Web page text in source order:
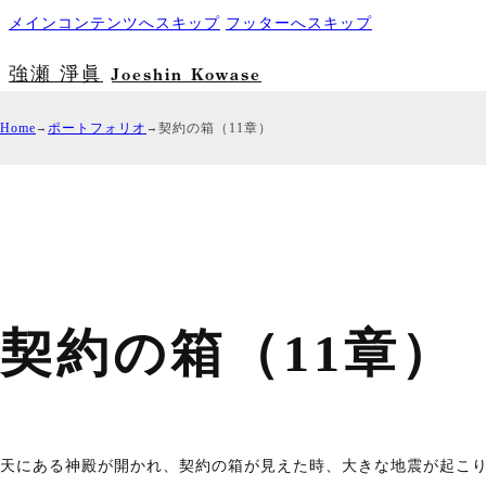
メインコンテンツへスキップ フッターへスキップ
強瀬 淨眞 Joeshin Kowase
Home ポートフォリオ 契約の箱（11章）
契約の箱（11章）
天にある神殿が開かれ、契約の箱が見えた時、大きな地震が起こ